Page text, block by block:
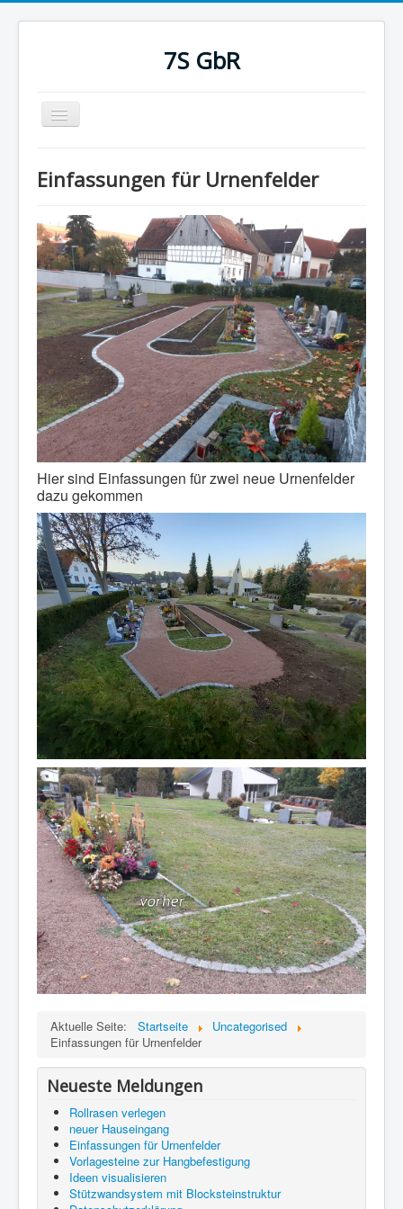
7S GbR
Navigation
an/aus
Leistungen
Projekte
Referenzen
Impressum
Einfassungen für Urnenfelder
Hier sind Einfassungen für zwei neue Urnenfelder
dazu gekommen
Aktuelle Seite: Startseite
Uncategorised
Einfassungen für Urnenfelder
Neueste Meldungen
Rollrasen verlegen
neuer Hauseingang
Einfassungen für Urnenfelder
Vorlagesteine zur Hangbefestigung
Ideen visualisieren
Stützwandsystem mit Blocksteinstruktur